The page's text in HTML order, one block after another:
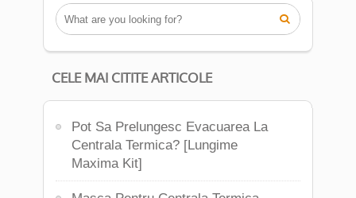

CELE MAI CITITE ARTICOLE
Pot Sa Prelungesc Evacuarea La
Centrala Termica? [Lungime
Maxima Kit]